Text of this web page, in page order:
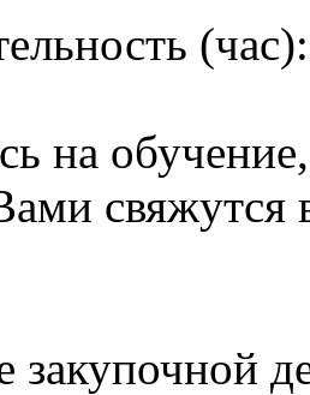
(час):
на
свяжутся
закупочной